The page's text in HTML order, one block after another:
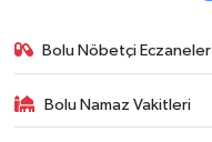
Bolu Nöbetçi Eczaneler
Bolu Namaz Vakitleri